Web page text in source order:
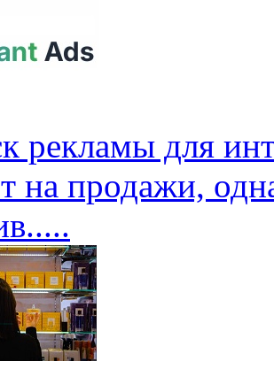
рекламы для
на продажи,
.....